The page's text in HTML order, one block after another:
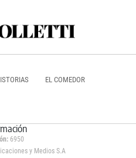
EL COMEDOR
6950
y Medios S.A